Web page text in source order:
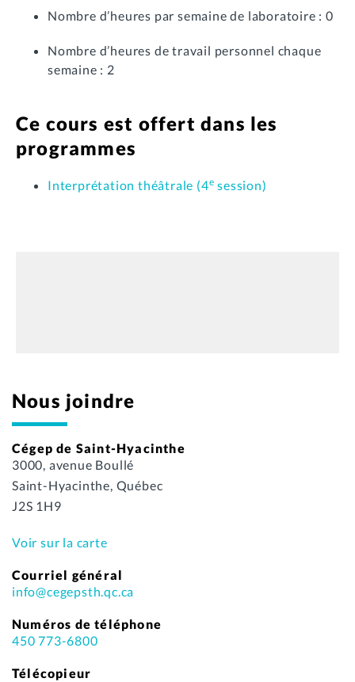
Nombre d’heures par semaine de laboratoire : 0
Nombre d’heures de travail personnel chaque
semaine : 2
Ce cours est offert dans les
programmes
Interprétation théâtrale (4e session)
Nous joindre
Cégep de Saint-Hyacinthe
3000, avenue Boullé
Saint-Hyacinthe, Québec
J2S 1H9
Voir sur la carte
Courriel général
info@cegepsth.qc.ca
Numéros de téléphone
450 773-6800
Télécopieur